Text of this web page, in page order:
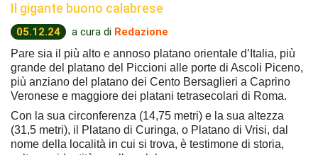
Il gigante buono calabrese
05.12.24 a cura di Redazione
Pare sia il più alto e annoso platano orientale d’Italia, più
grande del platano del Piccioni alle porte di Ascoli Piceno,
più anziano del platano dei Cento Bersaglieri a Caprino
Veronese e maggiore dei platani tetrasecolari di Roma.
Con la sua circonferenza (14,75 metri) e la sua altezza
(31,5 metri), il Platano di Curinga, o Platano di Vrisi, dal
nome della località in cui si trova, è testimone di storia,